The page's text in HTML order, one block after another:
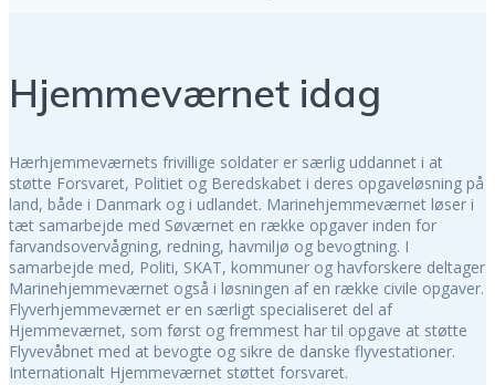
Hjemmeværnet idag
Hærhjemmeværnets frivillige soldater er særlig uddannet i at
støtte Forsvaret, Politiet og Beredskabet i deres opgaveløsning på
land, både i Danmark og i udlandet. Marinehjemmeværnet løser i
tæt samarbejde med Søværnet en række opgaver inden for
farvandsovervågning, redning, havmiljø og bevogtning. I
samarbejde med, Politi, SKAT, kommuner og havforskere deltager
Marinehjemmeværnet også i løsningen af en række civile opgaver.
Flyverhjemmeværnet er en særligt specialiseret del af
Hjemmeværnet, som først og fremmest har til opgave at støtte
Flyvevåbnet med at bevogte og sikre de danske flyvestationer.
Internationalt Hjemmeværnet støttet forsvaret.